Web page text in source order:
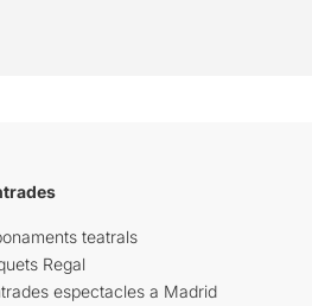
teatrals
Regal
espectacles a Madrid